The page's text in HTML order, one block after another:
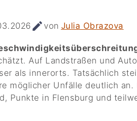
von Julia Obrazova
Auf Landstraßen und
als innerorts. Tatsächlich
möglicher Unfälle deutlich
Punkte in Flensburg und